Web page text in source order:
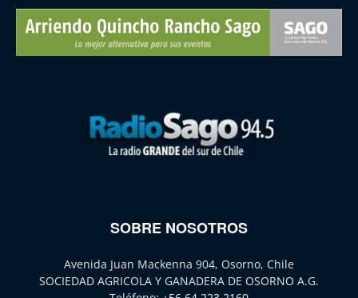
SOBRE NOSOTROS
Avenida Juan Mackenna 904, Osorno, Chile
SOCIEDAD AGRICOLA Y GANADERA DE OSORNO A.G.